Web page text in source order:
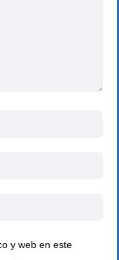
y web en este